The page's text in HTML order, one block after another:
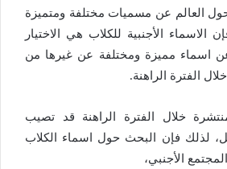
العالم عن مسميات مختلفة ومتميزة
الاسماء الأجنبية للكلاب هي الاختيار
عن اسماء مميزة ومختلفة عن غيرها من
الفترة الراهنة.
خلال الفترة الراهنة قد تصيب
لذلك فإن البحث حول اسماء الكلاب
الأجنبي،